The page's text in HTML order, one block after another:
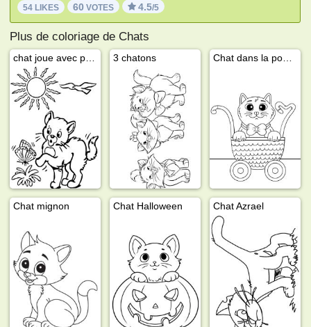
54 LIKES 60 VOTES 4.5/5
Plus de coloriage de Chats
3 chatons
Chat mignon Chat Halloween Chat Azrael